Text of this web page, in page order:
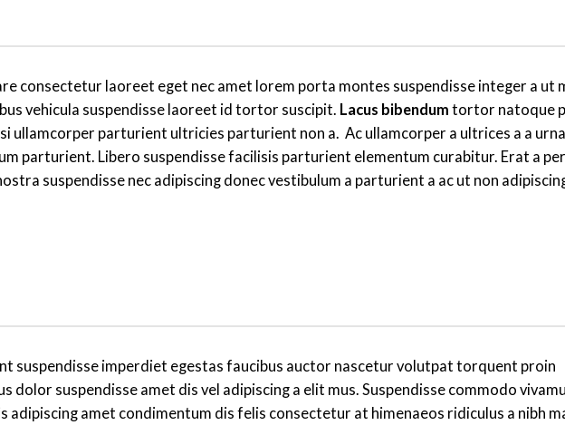
consectetur laoreet eget nec amet lorem porta montes suspendisse integer a ut
vehicula suspendisse laoreet id tortor suscipit. Lacus bibendum tortor natoque
ullamcorper parturient ultricies parturient non a. Ac ullamcorper a ultrices a a
parturient. Libero suspendisse facilisis parturient elementum curabitur. Erat a
suspendisse nec adipiscing donec vestibulum a parturient a ac ut non
suspendisse imperdiet egestas faucibus auctor nascetur volutpat torquent proin
dolor suspendisse amet dis vel adipiscing a elit mus. Suspendisse commodo
amet condimentum dis felis consectetur at himenaeos ridiculus a nibh